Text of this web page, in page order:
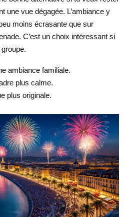
une vue dégagée. L’ambiance y
moins écrasante que sur
C’est un choix intéressant si
ambiance familiale.
plus calme.
plus originale.